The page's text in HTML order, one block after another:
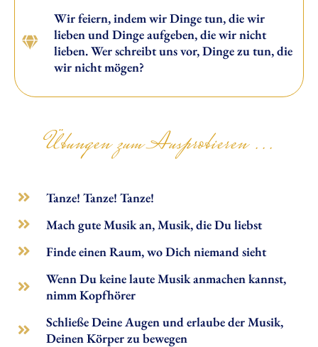
Wir feiern, indem wir Dinge tun, die wir
lieben und Dinge aufgeben, die wir nicht
lieben. Wer schreibt uns vor, Dinge zu tun, die
wir nicht mögen?
Übungen zum Ausprobieren ...
Tanze! Tanze! Tanze!
Mach gute Musik an, Musik, die Du liebst
Finde einen Raum, wo Dich niemand sieht
Wenn Du keine laute Musik anmachen kannst,
nimm Kopfhörer
Schließe Deine Augen und erlaube der Musik,
Deinen Körper zu bewegen